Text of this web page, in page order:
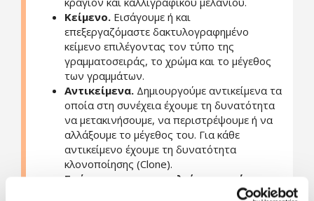
Κείμενο. Εισάγουμε ή και
επεξεργαζόμαστε δακτυλογραφημένο
κείμενο επιλέγοντας τον τύπο της
γραμματοσειράς, το χρώμα και το μέγεθος
των γραμμάτων.
Αντικείμενα. Δημιουργούμε αντικείμενα τα
οποία στη συνέχεια έχουμε τη δυνατότητα
να μετακινήσουμε, να περιστρέψουμε ή να
αλλάξουμε το μέγεθος του. Για κάθε
αντικείμενο έχουμε τη δυνατότητα
κλονοποίησης (Clone).
Σχήματα και το εργαλείο γραμμών
Προσθέτουμε σχήματα και γραμμές που